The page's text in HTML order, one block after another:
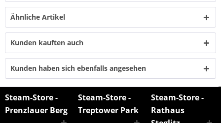
Ähnliche Artikel
Kunden kauften auch
Kunden haben sich ebenfalls angesehen
Steam-Store -
Prenzlauer Berg
Steam-Store -
Treptower Park
Steam-Store -
Rathaus